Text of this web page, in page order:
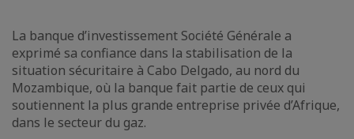
La banque d’investissement Société Générale a
exprimé sa confiance dans la stabilisation de la
situation sécuritaire à Cabo Delgado, au nord du
Mozambique, où la banque fait partie de ceux qui
soutiennent la plus grande entreprise privée d’Afrique,
dans le secteur du gaz.